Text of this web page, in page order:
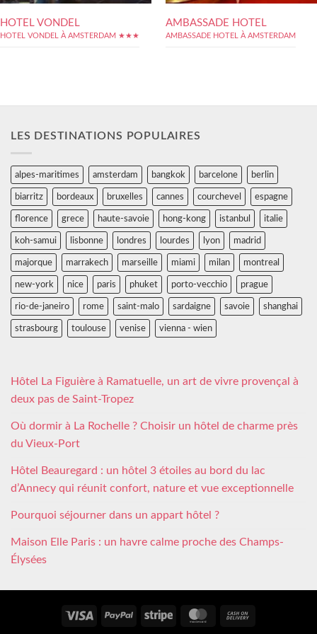
HOTEL VONDEL
HOTEL VONDEL À AMSTERDAM ★★★
AMBASSADE HOTEL
AMBASSADE HOTEL À AMSTERDAM
LES DESTINATIONS POPULAIRES
alpes-maritimes amsterdam bangkok barcelone berlin
biarritz bordeaux bruxelles cannes courchevel espagne
florence grece haute-savoie hong-kong istanbul italie
koh-samui lisbonne londres lourdes lyon madrid
majorque marrakech marseille miami milan montreal
new-york nice paris phuket porto-vecchio prague
rio-de-janeiro rome saint-malo sardaigne savoie shanghai
strasbourg toulouse venise vienna - wien
Hôtel La Figuière à Ramatuelle, un art de vivre provençal à
deux pas de Saint-Tropez
Où dormir à La Rochelle ? Choisir un hôtel de charme près
du Vieux-Port
Hôtel Beauregard : un hôtel 3 étoiles au bord du lac
d’Annecy qui réunit confort, nature et vue exceptionnelle
Pourquoi séjourner dans un appart hôtel ?
Maison Elle Paris : un havre calme proche des Champs-
Élysées
Visa PayPal Stripe MasterCard